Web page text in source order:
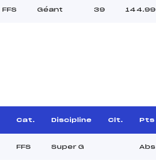
FFS Géant 39 144.99
Cat. Discipline Clt. Pts
FFS Super G Abs